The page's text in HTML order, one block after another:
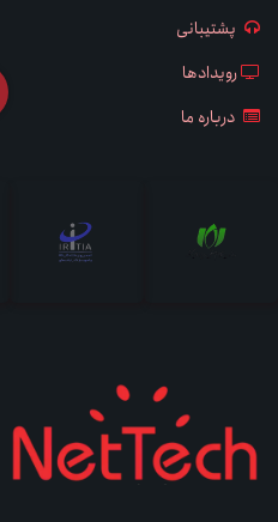
پشتیبانی
رویدادها
درباره ما